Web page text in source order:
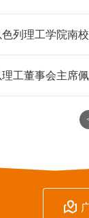
列理工学院南
工董事会主席
